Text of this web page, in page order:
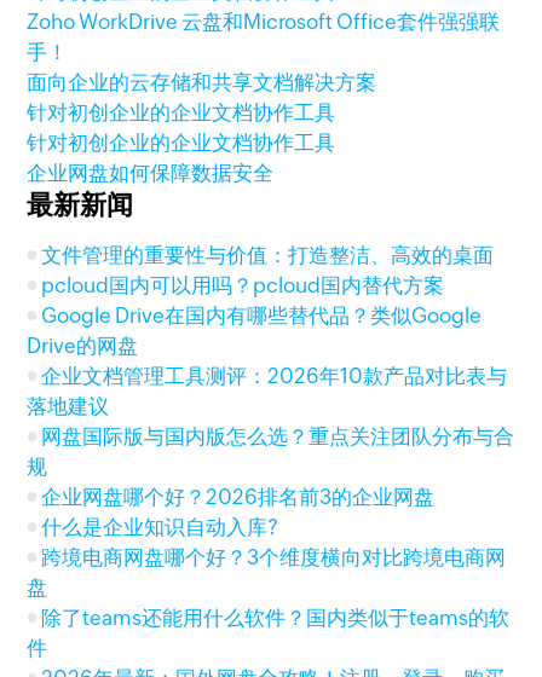
Zoho WorkDrive 云盘和Microsoft Office套件强强联
手！
面向企业的云存储和共享文档解决方案
针对初创企业的企业文档协作工具
针对初创企业的企业文档协作工具
企业网盘如何保障数据安全
最新新闻
文件管理的重要性与价值：打造整洁、高效的桌面
pcloud国内可以用吗？pcloud国内替代方案
Google Drive在国内有哪些替代品？类似Google
Drive的网盘
企业文档管理工具测评：2026年10款产品对比表与
落地建议
网盘国际版与国内版怎么选？重点关注团队分布与合
规
企业网盘哪个好？2026排名前3的企业网盘
什么是企业知识自动入库?
跨境电商网盘哪个好？3个维度横向对比跨境电商网
盘
除了teams还能用什么软件？国内类似于teams的软
件